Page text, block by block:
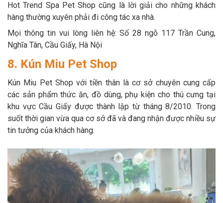
Hot Trend Spa Pet Shop cũng là lời giải cho những khách
hàng thường xuyên phải đi công tác xa nhà.
Mọi thông tin vui lòng liên hệ: Số 28 ngõ 117 Trần Cung,
Nghĩa Tân, Cầu Giấy, Hà Nội
8. Kún Miu Pet Shop
Kún Miu Pet Shop với tiền thân là cơ sở chuyên cung cấp
các sản phẩm thức ăn, đồ dùng, phụ kiện cho thú cưng tại
khu vực Cầu Giấy được thành lập từ tháng 8/2010. Trong
suốt thời gian vừa qua cơ sở đã và đang nhận được nhiều sự
tin tưởng của khách hàng.